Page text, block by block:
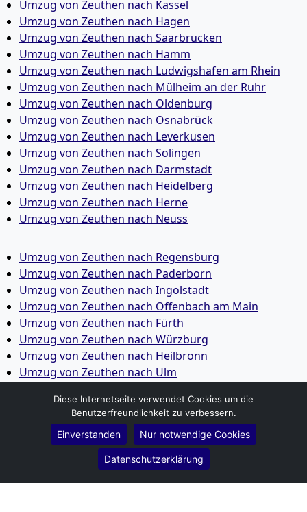
Umzug von Zeuthen nach Kassel
Umzug von Zeuthen nach Hagen
Umzug von Zeuthen nach Saarbrücken
Umzug von Zeuthen nach Hamm
Umzug von Zeuthen nach Ludwigshafen am Rhein
Umzug von Zeuthen nach Mülheim an der Ruhr
Umzug von Zeuthen nach Oldenburg
Umzug von Zeuthen nach Osnabrück
Umzug von Zeuthen nach Leverkusen
Umzug von Zeuthen nach Solingen
Umzug von Zeuthen nach Darmstadt
Umzug von Zeuthen nach Heidelberg
Umzug von Zeuthen nach Herne
Umzug von Zeuthen nach Neuss
Umzug von Zeuthen nach Regensburg
Umzug von Zeuthen nach Paderborn
Umzug von Zeuthen nach Ingolstadt
Umzug von Zeuthen nach Offenbach am Main
Umzug von Zeuthen nach Fürth
Umzug von Zeuthen nach Würzburg
Umzug von Zeuthen nach Heilbronn
Umzug von Zeuthen nach Ulm
Umzug von Zeuthen nach Wolfsburg
Umzug von Zeuthen nach Bottrop
Umzug von Zeuthen nach Göttingen
Umzug von Zeuthen nach Reutlingen
Umzug von Zeuthen nach Bremer­haven
Umzug von Zeuthen nach Koblenz
Diese Internetseite verwendet Cookies um die
Benutzerfreundlichkeit zu verbessern.
Einverstanden Nur notwendige Cookies
Datenschutzerklärung